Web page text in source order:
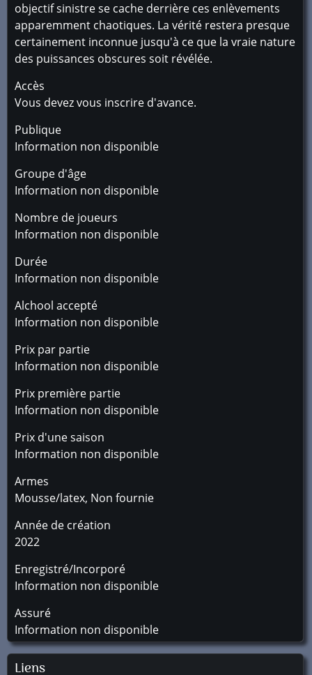
objectif sinistre se cache derrière ces enlèvements
apparemment chaotiques. La vérité restera presque
certainement inconnue jusqu'à ce que la vraie nature
des puissances obscures soit révélée.
Accès
Vous devez vous inscrire d'avance.
Publique
Information non disponible
Groupe d'âge
Information non disponible
Nombre de joueurs
Information non disponible
Durée
Information non disponible
Alchool accepté
Information non disponible
Prix par partie
Information non disponible
Prix première partie
Information non disponible
Prix d'une saison
Information non disponible
Armes
Mousse/latex, Non fournie
Année de création
2022
Enregistré/Incorporé
Information non disponible
Assuré
Information non disponible
Liens